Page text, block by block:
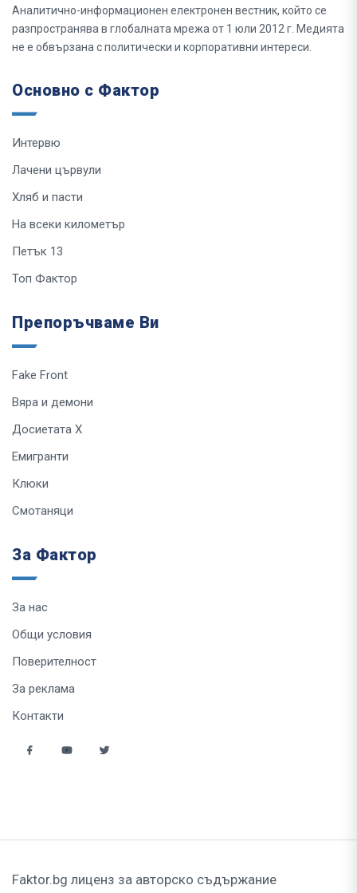
Аналитично-информационен електронен вестник, който се
разпространява в глобалната мрежа от 1 юли 2012 г. Медията
не е обвързана с политически и корпоративни интереси.
Основно с Фактор
Интервю
Лачени цървули
Хляб и пасти
На всеки километър
Петък 13
Топ Фактор
Препоръчваме Ви
Fake Front
Вяра и демони
Досиетата Х
Емигранти
Клюки
Смотаняци
За Фактор
За нас
Общи условия
Поверителност
За реклама
Контакти
Faktor.bg лиценз за авторско съдържание